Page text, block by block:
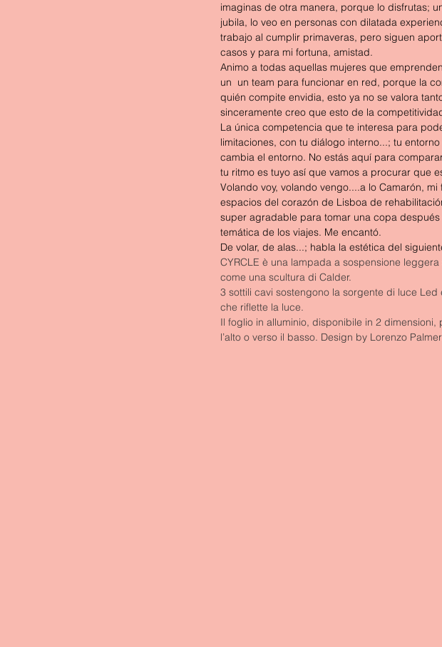
imaginas de otra manera, porque lo disfrutas;
jubila, lo veo en personas con dilatada
trabajo al cumplir primaveras, pero siguen
casos y para mi fortuna, amistad.
Animo a todas aquellas mujeres que
un  un team para funcionar en red, porque la
quién compite envidia, esto ya no se valora
sinceramente creo que esto de la
La única competencia que te interesa para
limitaciones, con tu diálogo interno...; tu
cambia el entorno. No estás aquí para
tu ritmo es tuyo así que vamos a procurar que
Volando voy, volando vengo....a lo Camarón,
espacios del corazón de Lisboa de
super agradable para tomar una copa
temática de los viajes. Me encantó.
De volar, de alas...; habla la estética del
CYRCLE è una lampada a sospensione
come una scultura di Calder.
3 sottili cavi sostengono la sorgente di luce
che riflette la luce.
Il foglio in alluminio, disponibile in 2
l’alto o verso il basso. Design by Lorenzo